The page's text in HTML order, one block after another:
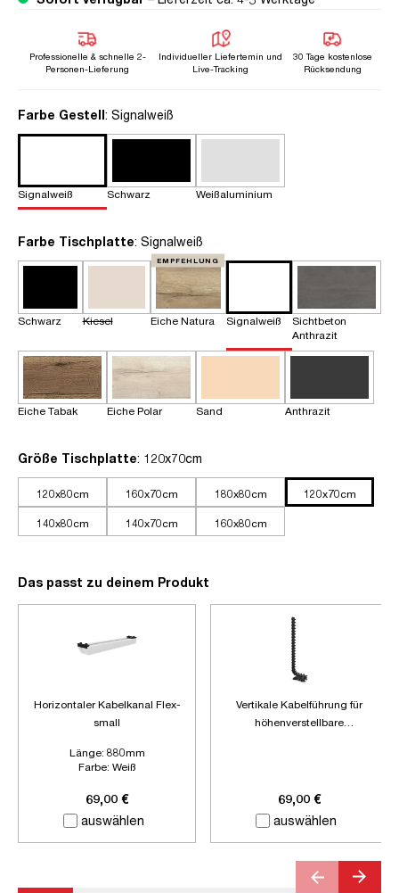
Professionelle & schnelle 2-
Personen-Lieferung
Individueller Liefertemin und
Live-Tracking
30 Tage kostenlose
Rücksendung
Farbe Gestellauswählen
: Signalweiß
Signalweiß Schwarz Weißaluminium
Farbe Tischplatteauswählen
: Signalweiß
Schwarz Kiesel Eiche Natura
EMPFEHLUNG
Signalweiß
Sichtbeton
Anthrazit
Eiche Tabak Eiche Polar Sand Anthrazit
Größe Tischplatteauswählen
: 120x70cm
120x80cm 160x70cm 180x80cm 120x70cm
140x80cm 140x70cm 160x80cm
Das passt zu deinem Produkt
auswählen
Horizontaler Kabelkanal Flex-
small
Länge: 880mm
Farbe: Weiß
69,00 €
auswählen
Vertikale Kabelführung für
höhenverstellbare
69,00 €